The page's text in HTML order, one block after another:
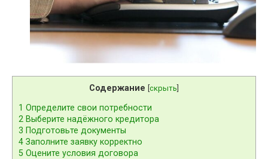
Содержание скрыть
1 Определите свои потребности
2 Выберите надёжного кредитора
3 Подготовьте документы
4 Заполните заявку корректно
5 Оцените условия договора